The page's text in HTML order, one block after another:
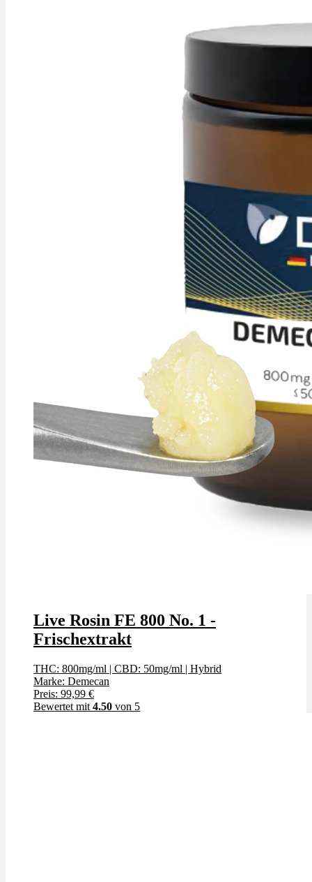
Live Rosin FE 800 No. 1 -
Frischextrakt
THC: 800mg/ml | CBD: 50mg/ml | Hybrid
Marke: Demecan
Preis: 99,99 €
Bewertet mit 4.50 von 5